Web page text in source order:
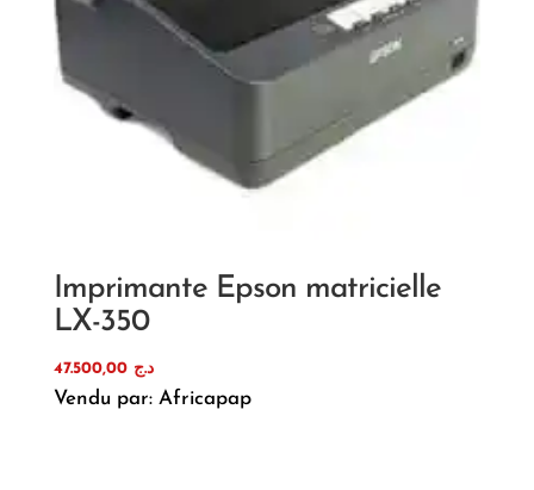
Imprimante Epson matricielle
LX-350
د.ج 47.500,00
Vendu par: Africapap